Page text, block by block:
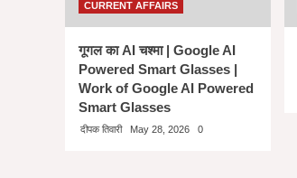
CURRENT AFFAIRS
गूगल का AI चश्मा | Google AI
Powered Smart Glasses |
Work of Google AI Powered
Smart Glasses
दीपक तिवारी May 28, 2026 0